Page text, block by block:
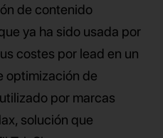
de contenido
ya ha sido usada por
costes por lead en un
optimización de
por marcas
solución que